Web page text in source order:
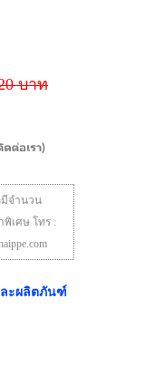
บาท
มีจำนวน
เศษ โทร :
ละผลิตภันฑ์